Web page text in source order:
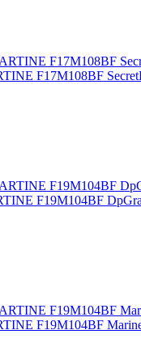
F17M108BF
F19M104BF
F19M104BF